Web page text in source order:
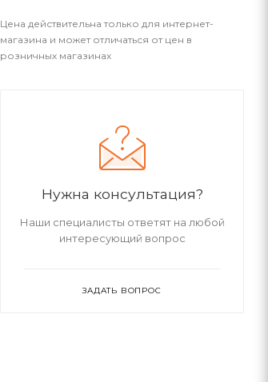
Цена действительна только для интернет-
магазина и может отличаться от цен в
розничных магазинах
Нужна консультация?
Наши специалисты ответят на любой
интересующий вопрос
ЗАДАТЬ ВОПРОС